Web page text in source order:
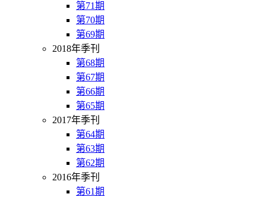
第71期
第70期
第69期
2018年季刊
第68期
第67期
第66期
第65期
2017年季刊
第64期
第63期
第62期
2016年季刊
第61期